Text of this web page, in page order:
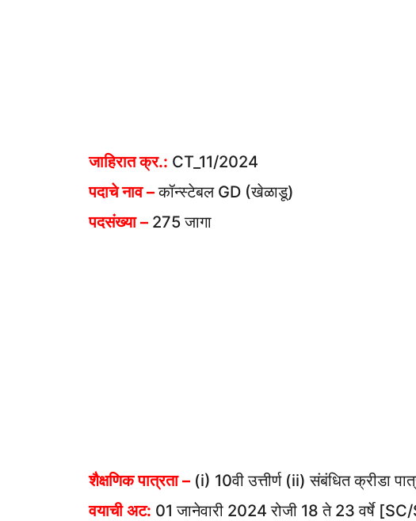
जाहिरात क्र.: CT_11/2024
पदाचे नाव –कॉन्स्टेबल GD (खेळाडू)
पदसंख्या – 275 जागा
शैक्षणिक पात्रता – (i) 10वी उत्तीर्ण (ii) संबंधित क्रीडा
वयाची अट: 01 जानेवारी 2024 रोजी 18 ते 23 वर्षे